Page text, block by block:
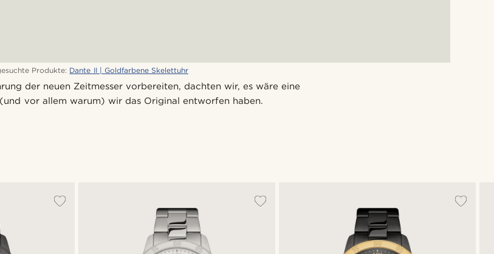
Produkte: Dante II | Goldfarbene Skelettuhr
der neuen Zeitmesser vorbereiten, dachten wir, es wäre eine
vor allem warum) wir das Original entworfen haben.